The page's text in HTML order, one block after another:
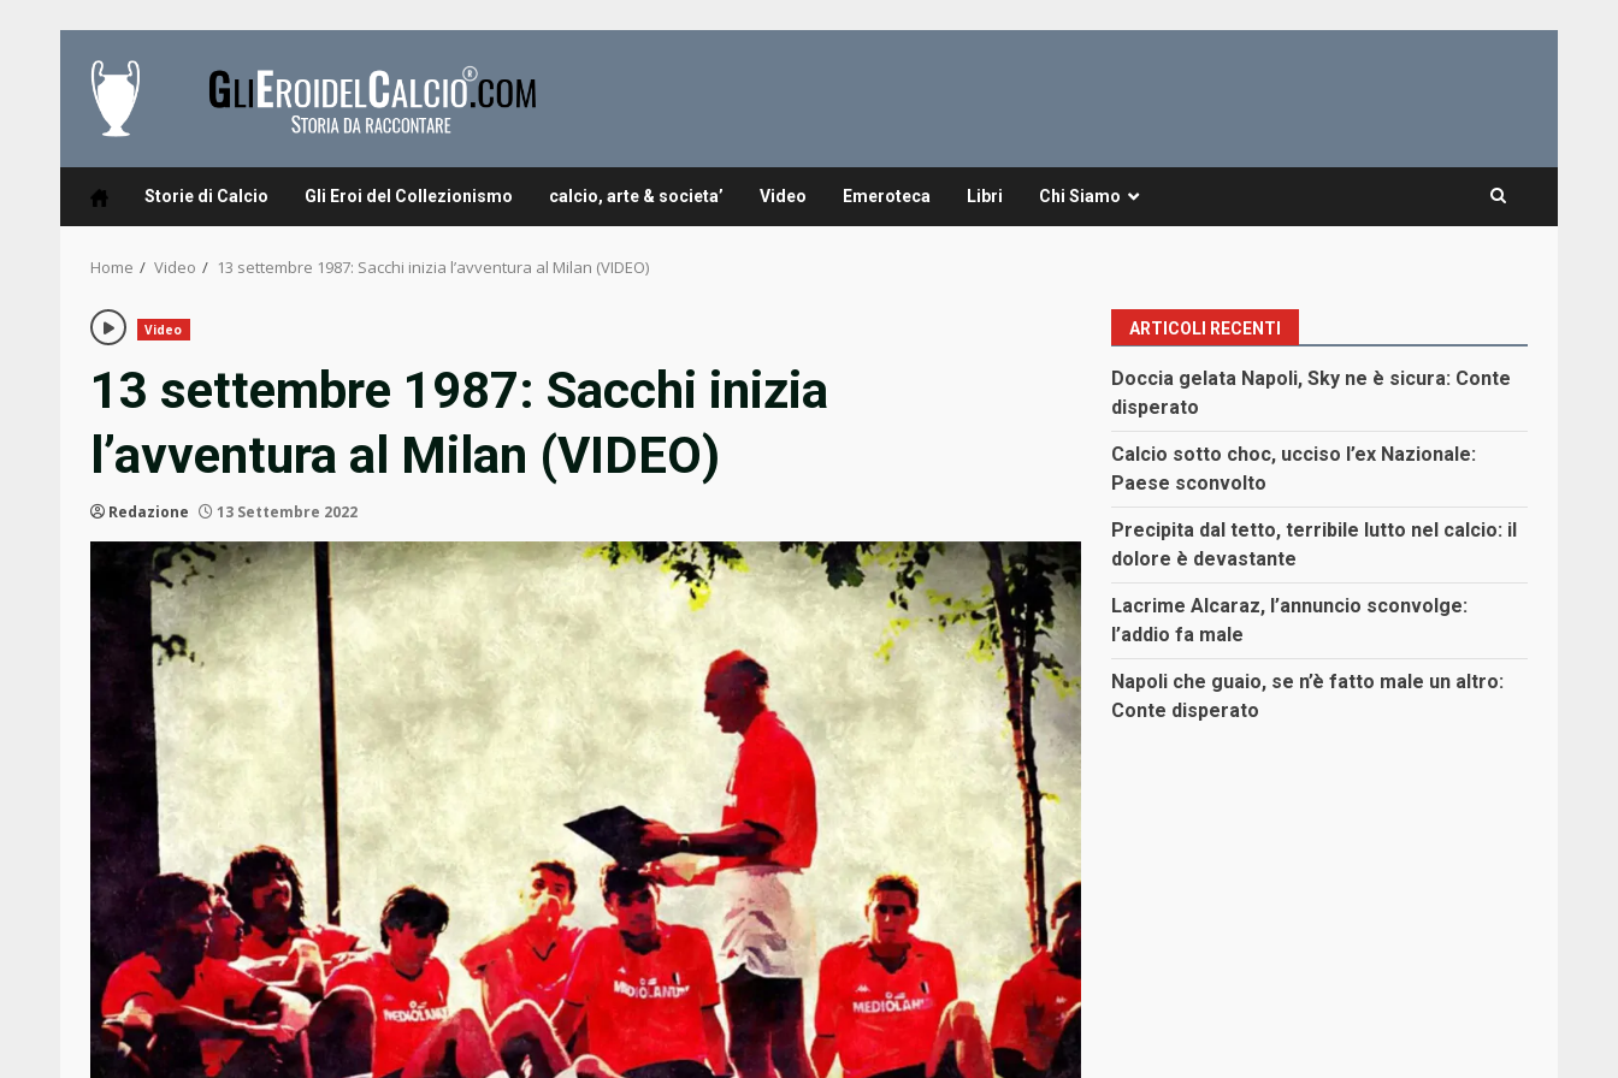
content
Storie di Calcio Gli Eroi del Collezionismo calcio, arte & societa’ Video Emeroteca Libri Chi Siamo
Home Video 13 settembre 1987: Sacchi inizia l’avventura al Milan (VIDEO)
Video
13 settembre 1987: Sacchi inizia
l’avventura al Milan (VIDEO)
Redazione 13 Settembre 2022
ARTICOLI RECENTI
Doccia gelata Napoli, Sky ne è sicura: Conte
disperato
Calcio sotto choc, ucciso l’ex Nazionale:
Paese sconvolto
Precipita dal tetto, terribile lutto nel calcio: il
dolore è devastante
Lacrime Alcaraz, l’annuncio sconvolge:
l’addio fa male
Napoli che guaio, se n’è fatto male un altro:
Conte disperato